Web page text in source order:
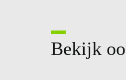
Bekijk